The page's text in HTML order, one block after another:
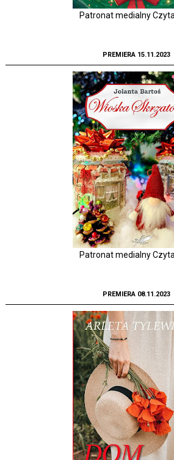
Patronat medialny
PREMIERA 15.11.2023
Patronat medialny
PREMIERA 08.11.2023